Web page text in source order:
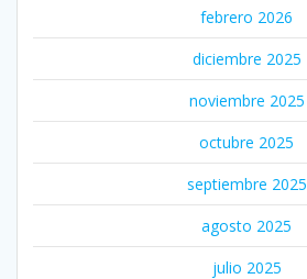
febrero 2026
diciembre 2025
noviembre 2025
octubre 2025
septiembre 2025
agosto 2025
julio 2025